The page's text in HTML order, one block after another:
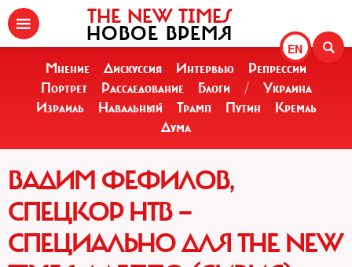
EN
THE NEW TIMES
НОВОЕ ВРЕМЯ
Мнение Дискуссия Интервью
Репрессии
Портрет
Расследование Блоги /
Украина
Израиль
Навальный Трамп Путин
Кремль
Дума
ВАДИМ ФЕФИЛОВ,
СПЕЦКОР НТВ —
СПЕЦИАЛЬНО ДЛЯ THE NEW